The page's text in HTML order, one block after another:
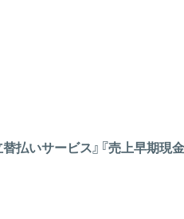
払いサービス』『売上早期